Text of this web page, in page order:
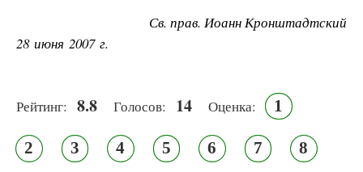
Св. прав. Иоанн Кронштадтский
28 июня 2007 г.
Рейтинг: 8.8 Голосов: 14 Оценка: 1
2 3 4 5 6 7 8